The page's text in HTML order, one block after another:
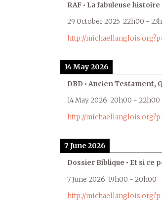
RAF • La fabuleuse histoire
29 October 2025 22h00 -
http://
14 May 2026
DBD • Ancien Testament,
14 May 2026 20h00 - 22h00
http://
7 June 2026
Dossier Biblique • Et si ce
7 June 2026 19h00 - 20h00
http://